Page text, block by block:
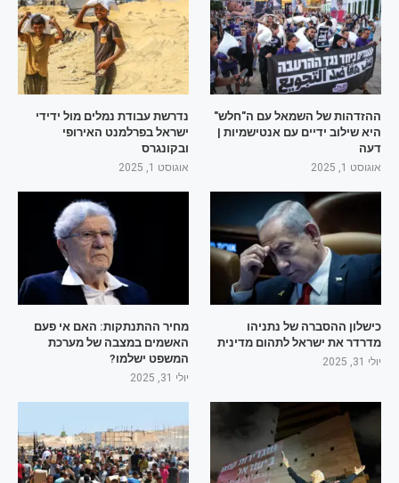
ההזדהות של השמאל עם ה"חלש"
היא שילוב ידיים עם אנטישמיות |
דעה
אוגוסט 1, 2025
נדרשת עבודת נמלים מול ידידי
ישראל בפרלמנט האירופי
ובקונגרס
אוגוסט 1, 2025
כישלון ההסברה של נתניהו
מדרדר את ישראל לתהום מדינית
יולי 31, 2025
מחיר ההתנתקות: האם אי פעם
האשמים במצבה של מערכת
המשפט ישלמו?
יולי 31, 2025